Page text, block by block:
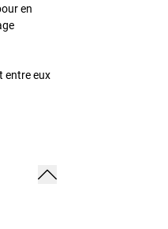
en
entre eux